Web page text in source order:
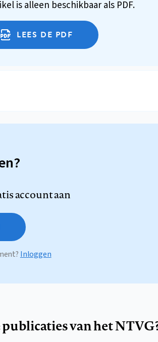
is alleen beschikbaar als PDF.
LEES DE PDF
account aan
Inloggen
van het